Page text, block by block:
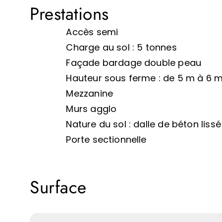
Prestations
Accès semi
Charge au sol : 5 tonnes
Façade bardage double peau
Hauteur sous ferme : de 5 m à 6
Mezzanine
Murs agglo
Nature du sol : dalle de béton lissé
Porte sectionnelle
Surface